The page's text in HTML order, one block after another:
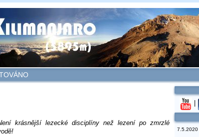
krásnější lezecké disciplíny než lezení po zmrzlé
7.5.2020